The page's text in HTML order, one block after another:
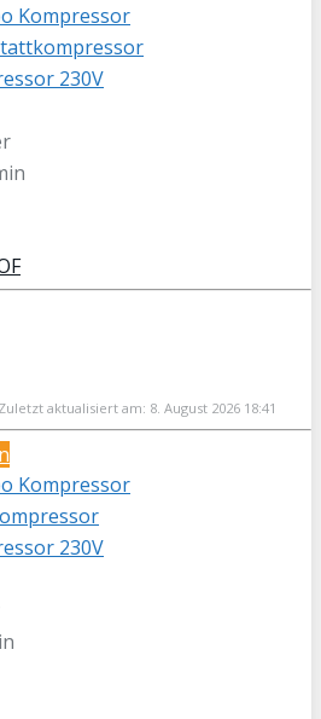
Kompressor
230V
Zuletzt aktualisiert am: 8. August 2026 18:41
Kompressor
230V